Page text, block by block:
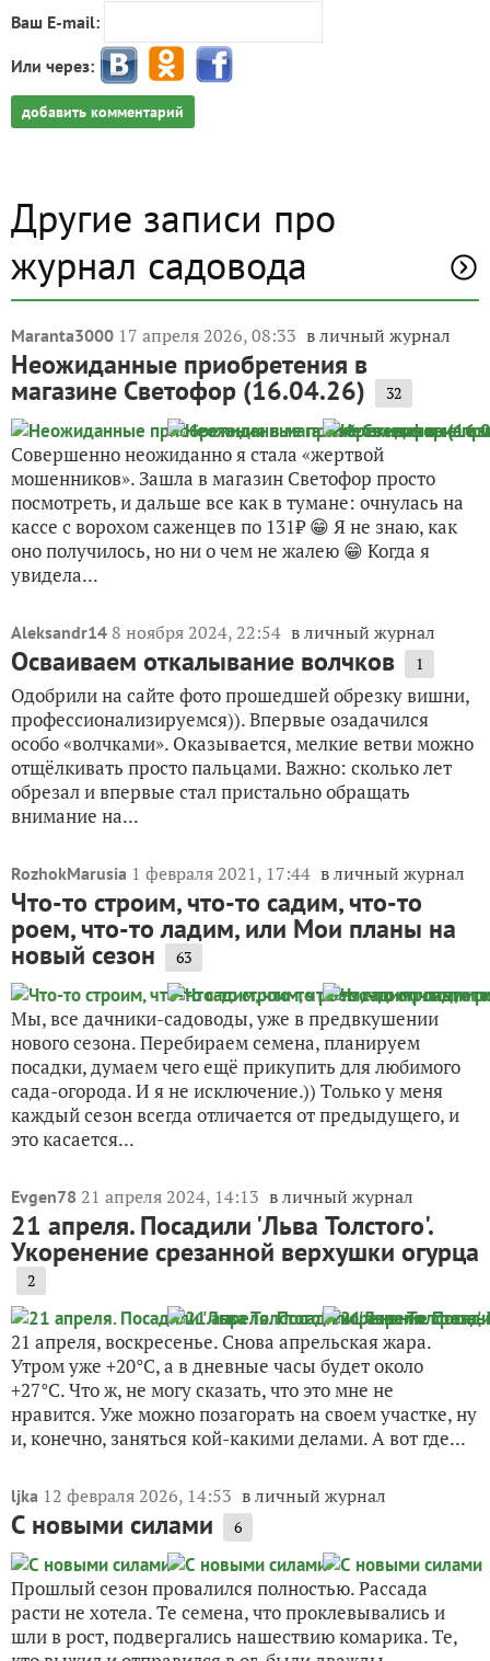
Ваш E-mail:
Или через:
добавить комментарий
Другие записи про
журнал садовода
Maranta3000 17 апреля 2026, 08:33 в личный журнал
Неожиданные приобретения в
магазине Светофор (16.04.26) 32
Совершенно неожиданно я стала «жертвой
мошенников». Зашла в магазин Светофор просто
посмотреть, и дальше все как в тумане: очнулась на
кассе с ворохом саженцев по 131₽ 😁 Я не знаю, как
оно получилось, но ни о чем не жалею 😁 Когда я
увидела...
Aleksandr14 8 ноября 2024, 22:54 в личный журнал
Осваиваем откалывание волчков 1
Одобрили на сайте фото прошедшей обрезку вишни,
профессионализируемся)). Впервые озадачился
особо «волчками». Оказывается, мелкие ветви можно
отщёлкивать просто пальцами. Важно: сколько лет
обрезал и впервые стал пристально обращать
внимание на...
RozhokMarusia 1 февраля 2021, 17:44 в личный журнал
Что-то строим, что-то садим, что-то
роем, что-то ладим, или Мои планы на
новый сезон 63
Мы, все дачники-садоводы, уже в предвкушении
нового сезона. Перебираем семена, планируем
посадки, думаем чего ещё прикупить для любимого
сада-огорода. И я не исключение.)) Только у меня
каждый сезон всегда отличается от предыдущего, и
это касается...
Evgen78 21 апреля 2024, 14:13 в личный журнал
21 апреля. Посадили 'Льва Толстого'.
Укоренение срезанной верхушки огурца
2
21 апреля, воскресенье. Снова апрельская жара.
Утром уже +20°C, а в дневные часы будет около
+27°C. Что ж, не могу сказать, что это мне не
нравится. Уже можно позагорать на своем участке, ну
и, конечно, заняться кой-какими делами. А вот где...
ljka 12 февраля 2026, 14:53 в личный журнал
С новыми силами 6
Прошлый сезон провалился полностью. Рассада
расти не хотела. Те семена, что проклевывались и
шли в рост, подвергались нашествию комарика. Те,